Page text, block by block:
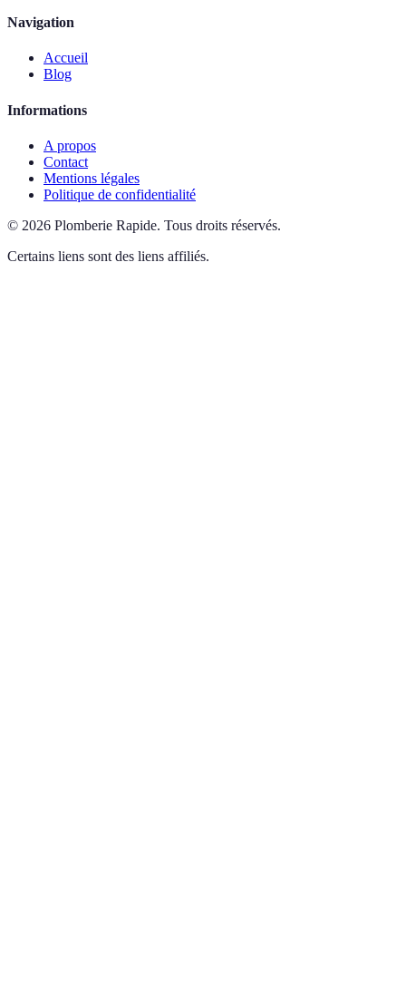
Navigation
Accueil
Blog
Informations
A propos
Contact
Mentions légales
Politique de confidentialité
© 2026 Plomberie Rapide. Tous droits réservés.
Certains liens sont des liens affiliés.